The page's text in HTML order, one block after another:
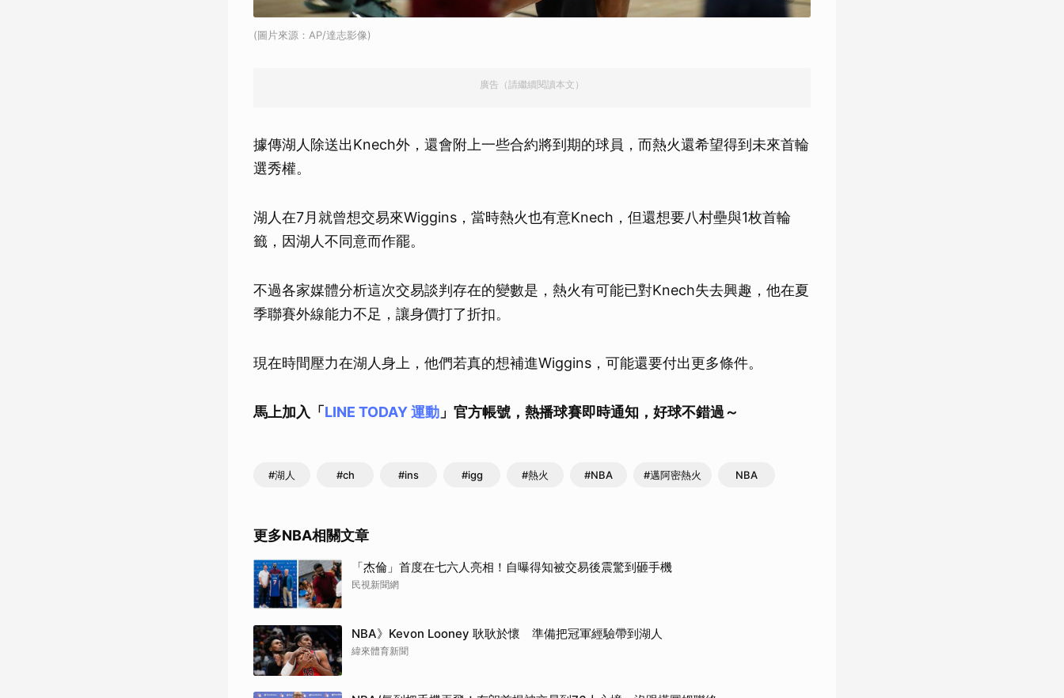
(圖片來源：AP/達志影像)
廣告（請繼續閱讀本文）
據傳湖人除送出Knech外，還會附上一些合約將到期的球員，而熱火還希望得到未來首輪
選秀權。
湖人在7月就曾想交易來Wiggins，當時熱火也有意Knech，但還想要八村壘與1枚首輪
籤，因湖人不同意而作罷。
不過各家媒體分析這次交易談判存在的變數是，熱火有可能已對Knech失去興趣，他在夏
季聯賽外線能力不足，讓身價打了折扣。
現在時間壓力在湖人身上，他們若真的想補進Wiggins，可能還要付出更多條件。
馬上加入「 LINE TODAY 運動 」官方帳號，熱播球賽即時通知，好球不錯過～
#湖人 #ch #ins #igg #熱火 #NBA #邁阿密熱火 NBA
更多NBA相關文章
「杰倫」首度在七六人亮相！自曝得知被交易後震驚到砸手機
民視新聞網
NBA》Kevon Looney 耿耿於懷 準備把冠軍經驗帶到湖人
緯來體育新聞